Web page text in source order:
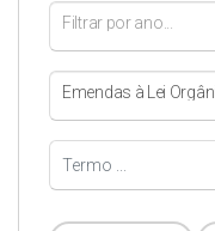
Filtrar por ano...
Emendas à Lei